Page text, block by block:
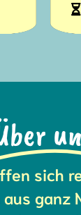
sich